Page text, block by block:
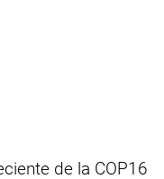
de la COP16